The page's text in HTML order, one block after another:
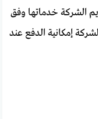
الشركة خدماتها وفق
إمكانية الدفع عند